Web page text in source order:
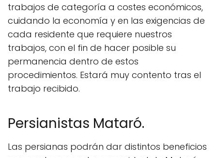
trabajos de categoría a costes económicos,
cuidando la economía y en las exigencias de
cada residente que requiere nuestros
trabajos, con el fin de hacer posible su
permanencia dentro de estos
procedimientos. Estará muy contento tras el
trabajo recibido.
Persianistas Mataró.
Las persianas podrán dar distintos beneficios